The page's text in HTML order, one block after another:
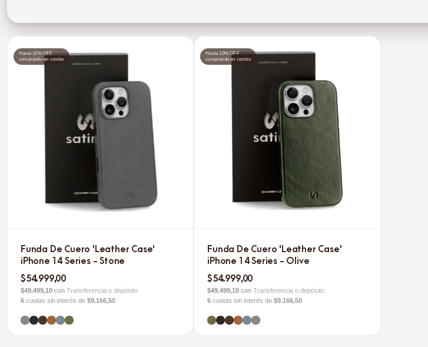
Hasta 10% OFF
comprando en combo
Funda De Cuero 'Leather Case'
iPhone 14 Series - Stone
$54.999,00
$49.499,10 con Transferencia o depósito
6 cuotas sin interés de $9.166,50
Hasta 10% OFF
comprando en combo
Funda De Cuero 'Leather Case'
iPhone 14 Series - Olive
$54.999,00
$49.499,10con Transferencia o depósito
6 cuotas sin interés de$9.166,50